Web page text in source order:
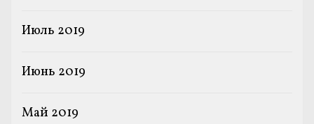
Июль 2019
Июнь 2019
Май 2019